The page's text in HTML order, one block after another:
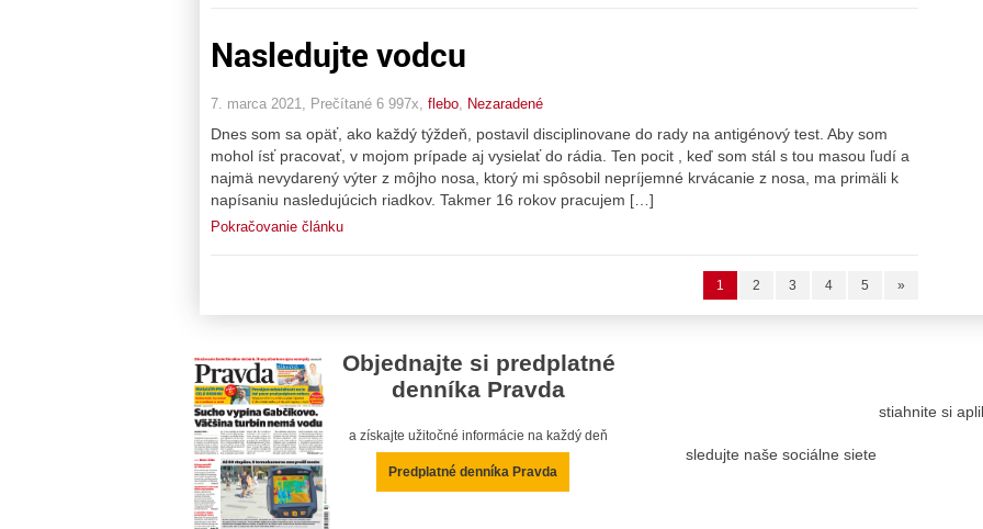
Nasledujte vodcu
7. marca 2021, Prečítané 6 997x, flebo, Nezaradené
Dnes som sa opäť, ako každý týždeň, postavil disciplinovane do rady na antigénový test. Aby som
mohol ísť pracovať, v mojom prípade aj vysielať do rádia. Ten pocit , keď som stál s tou masou ľudí a
najmä nevydarený výter z môjho nosa, ktorý mi spôsobil nepríjemné krvácanie z nosa, ma primäli k
napísaniu nasledujúcich riadkov. Takmer 16 rokov pracujem […]
Pokračovanie článku
1 2 3 4 5 »
Objednajte si predplatné
denníka Pravda
a získajte užitočné informácie na každý deň
Predplatné denníka Pravda
sledujte naše sociálne siete
stiahnite si